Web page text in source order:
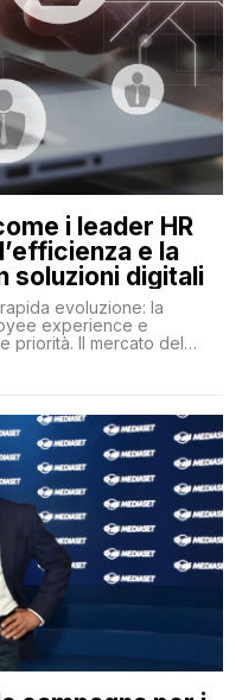
i leader HR
e la
soluzioni digitali
evoluzione: la
experience e
priorità. Il mercato del
con una lotta